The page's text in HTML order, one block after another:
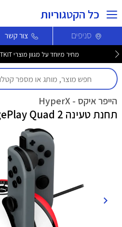
כל הקטגוריות
סניפים צור קשר
מחיר מיוחד על מגוון מוצרי PETKIT לחברי מועדון >>
הייפר איקס - HyperX
תחנת טעינה ChargePlay Quad 2